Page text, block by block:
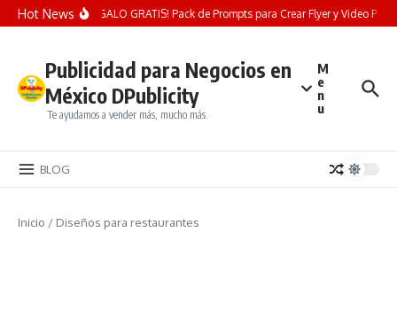
Saltar al contenido
Hot News ¡REGALO GRATIS! Pack de Prompts para Crear Flyer y Video
Publicidad para Negocios en
México DPublicity
Te ayudamos a vender más, mucho más.
M
e
n
u
BLOG
Inicio / Diseños para restaurantes